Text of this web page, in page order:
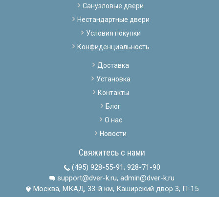
Санузловые двери
Нестандартные двери
Условия покупки
Конфиденциальность
Доставка
Установка
Контакты
Блог
О нас
Новости
Свяжитесь с нами
(495) 928-55-91; 928-71-90
support@dver-k.ru, admin@dver-k.ru
Москва, МКАД, 33-й км, Каширский двор 3, П-15